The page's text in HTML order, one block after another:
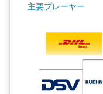
主要プレーヤー
画像 © Mordor